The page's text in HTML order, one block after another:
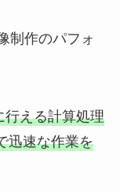
制作のパフォ
行える計算処理
迅速な作業を